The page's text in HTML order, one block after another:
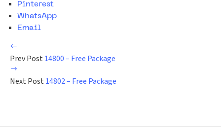
Pinterest
WhatsApp
Email
Prev Post 14800 – Free Package
Next Post 14802 – Free Package